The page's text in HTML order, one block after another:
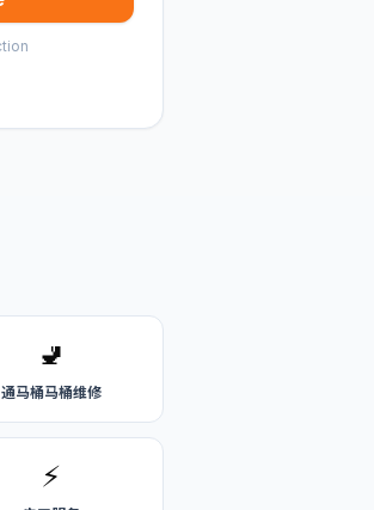
🚽
通马桶马桶维修
⚡